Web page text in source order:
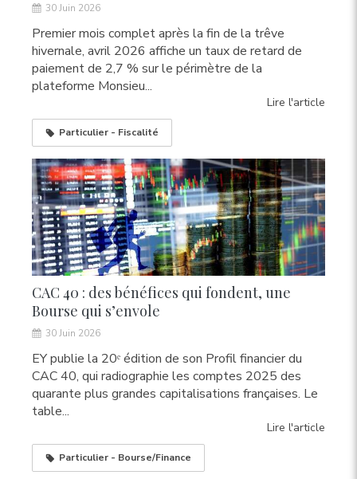
30 Juin 2026
Premier mois complet après la fin de la trêve
hivernale, avril 2026 affiche un taux de retard de
paiement de 2,7 % sur le périmètre de la
plateforme Monsieu...
Lire l'article
Particulier - Fiscalité
CAC 40 : des bénéfices qui fondent, une
Bourse qui s’envole
30 Juin 2026
EY publie la 20ᵉ édition de son Profil financier du
CAC 40, qui radiographie les comptes 2025 des
quarante plus grandes capitalisations françaises. Le
table...
Lire l'article
Particulier - Bourse/Finance